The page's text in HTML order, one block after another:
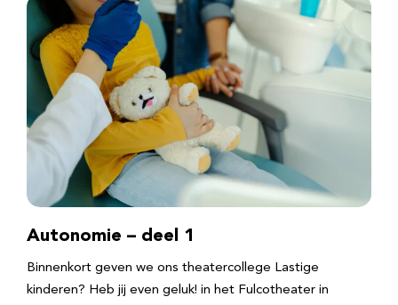
Autonomie – deel 1
Binnenkort geven we ons theatercollege Lastige
kinderen? Heb jij even geluk! in het Fulcotheater in